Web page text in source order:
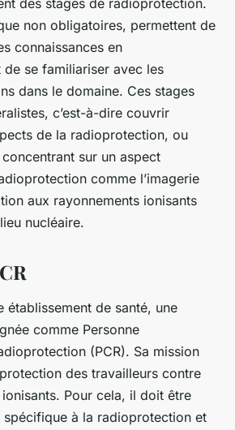
des stages de radioprotection.
non obligatoires, permettent de
connaissances en
se familiariser avec les
dans le domaine. Ces stages
c’est-à-dire couvrir
de la radioprotection, ou
sur un aspect
comme l’imagerie
aux rayonnements ionisants
nucléaire.
établissement de santé, une
comme Personne
(PCR). Sa mission
des travailleurs contre
Pour cela, il doit être
à la radioprotection et